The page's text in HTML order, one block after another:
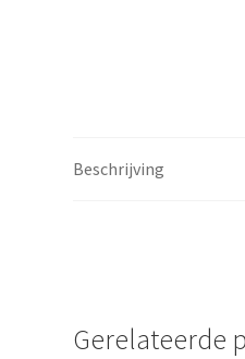
Beschrijving
Gerelateerde